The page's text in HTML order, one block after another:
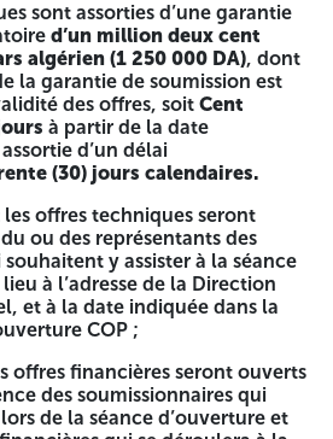
sera effectué par virement
BEA HRM,RIB : 002 00083
en une seule étape s’applique au
d’offre, les offres techniques,
dans deux plis séparés
pli anonyme, à l’adresse
CANALISATION
DIRECTION REGIONALE HASSI
sont assorties d’une garantie
d’un million deux cent
algérien (1 250 000 DA), dont
la garantie de soumission est
des offres, soit Cent
à partir de la date
d’un délai
(30) jours calendaires.
offres techniques seront
ou des représentants des
y assister à la séance
à l’adresse de la Direction
et à la date indiquée dans la
COP ;
offres financières seront ouverts
des soumissionnaires qui
de la séance d’ouverture et